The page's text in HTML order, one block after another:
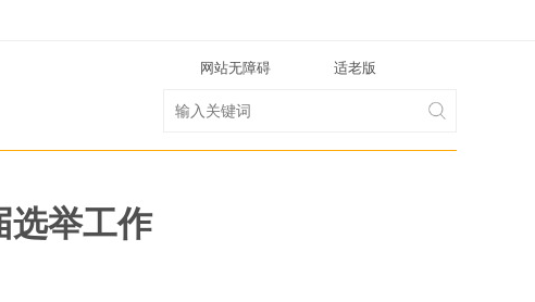
网站无障碍 适老版
选举工作